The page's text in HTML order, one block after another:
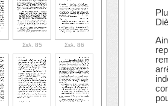
Σελ. 85 Σελ. 86